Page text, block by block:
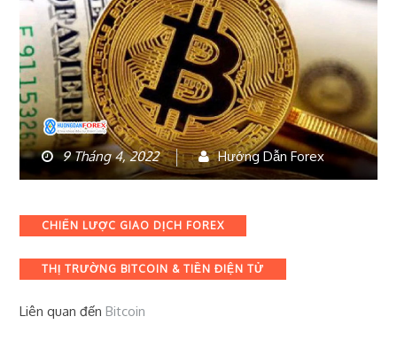
9 Tháng 4, 2022 Hướng Dẫn Forex
Categories
CHIẾN LƯỢC GIAO DỊCH FOREX
THỊ TRƯỜNG BITCOIN & TIỀN ĐIỆN TỬ
Liên quan đếnBitcoin